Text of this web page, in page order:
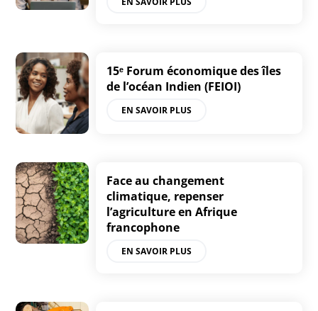
15ᵉ Forum économique des îles
de l’océan Indien (FEIOI)
EN SAVOIR PLUS
Face au changement
climatique, repenser
l’agriculture en Afrique
francophone
EN SAVOIR PLUS